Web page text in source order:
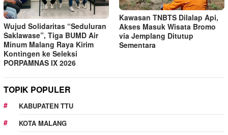
Wujud Solidaritas “Seduluran
Saklawase”, Tiga BUMD Air
Minum Malang Raya Kirim
Kontingen ke Seleksi
PORPAMNAS IX 2026
Kawasan TNBTS Dilalap Api,
Akses Masuk Wisata Bromo
via Jemplang Ditutup
Sementara
TOPIK POPULER
KABUPATEN TTU
KOTA MALANG